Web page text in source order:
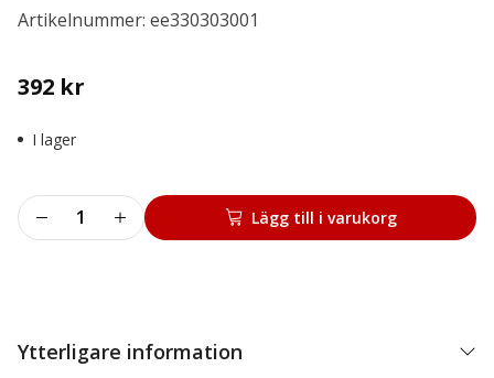
Artikelnummer: ee330303001
392 kr
I lager
Sänkventil
Nordic
Lägg till i varukorg
Ytterligare information